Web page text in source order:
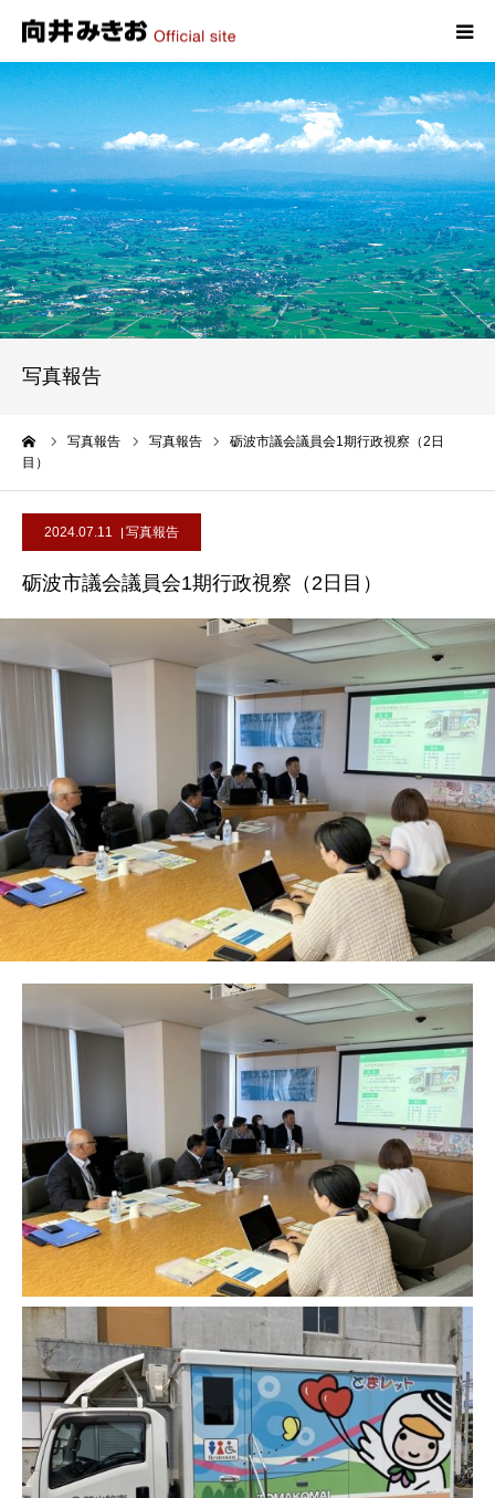
写真報告
写真報告 写真報告
砺波市議会議員会1期行政視察（2日
目）
2024.07.11 写真報告
砺波市議会議員会1期行政視察（2日目）
HOME
プロフィール
政策
活動報告